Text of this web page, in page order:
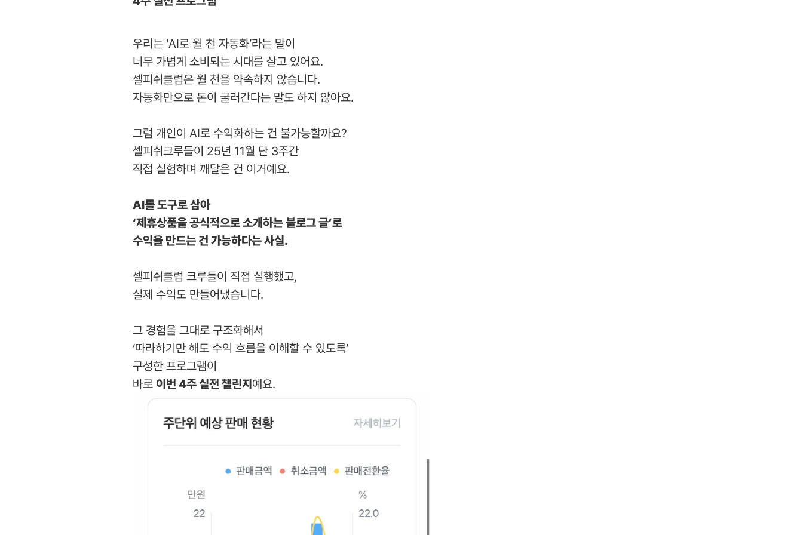
우리는 ‘AI로 월 천 자동화’라는 말이
너무 가볍게 소비되는 시대를 살고 있어요.
셀피쉬클럽은 월 천을 약속하지 않습니다.
자동화만으로 돈이 굴러간다는 말도 하지 않아요.
그럼 개인이 AI로 수익화하는 건 불가능할까요?
셀피쉬크루들이 25년 11월 단 3주간
직접 실험하며 깨달은 건 이거예요.
AI를 도구로 삼아
‘제휴상품을 공식적으로 소개하는 블로그 글’로
수익을 만드는 건 가능하다는 사실.
셀피쉬클럽 크루들이 직접 실행했고,
실제 수익도 만들어냈습니다.
그 경험을 그대로 구조화해서
‘따라하기만 해도 수익 흐름을 이해할 수 있도록’
구성한 프로그램이
바로 이번 4주 실전 챌린지 예요.